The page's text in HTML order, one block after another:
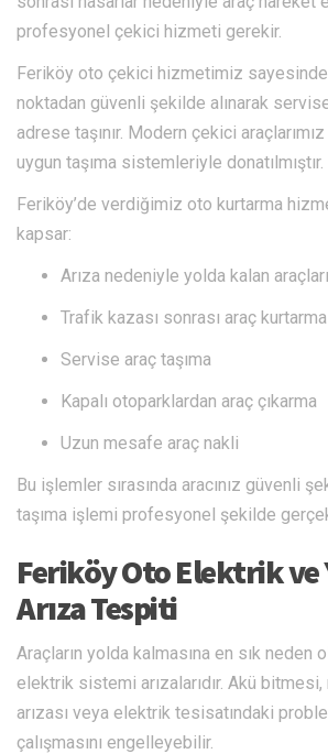
profesyonel çekici hizmeti gerekir.
Feriköy oto çekici hizmetimiz sayesinde
noktadan güvenli şekilde alınarak
adrese taşınır. Modern çekici
uygun taşıma sistemleriyle donatılmıştır.
Feriköy’de verdiğimiz oto kurtarma
kapsar:
Arıza nedeniyle yolda kalan
Trafik kazası sonrası araç kurtarma
Servise araç taşıma
Kapalı otoparklardan araç çıkarma
Uzun mesafe araç nakli
Bu işlemler sırasında aracınız güvenli
taşıma işlemi profesyonel şekilde
Feriköy Oto Elektrik ve
Arıza Tespiti
Araçların yolda kalmasına en sık neden
elektrik sistemi arızalarıdır. Akü
arızası veya elektrik tesisatındaki
çalışmasını engelleyebilir.